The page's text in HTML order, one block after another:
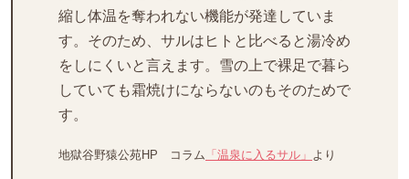
縮し体温を奪われない機能が発達していま
す。そのため、サルはヒトと比べると湯冷め
をしにくいと言えます。雪の上で裸足で暮ら
していても霜焼けにならないのもそのためで
す。
地獄谷野猿公苑HP コラム 「温泉に入るサル」 より